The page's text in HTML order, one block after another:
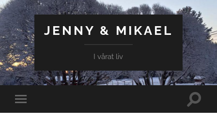
JENNY & MIKAEL
I vårat liv
Slå
på/av
Slå